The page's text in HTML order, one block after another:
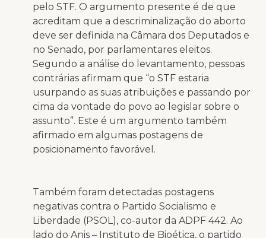
pelo STF. O argumento presente é de que
acreditam que a descriminalização do aborto
deve ser definida na Câmara dos Deputados e
no Senado, por parlamentares eleitos.
Segundo a análise do levantamento, pessoas
contrárias afirmam que “o STF estaria
usurpando as suas atribuições e passando por
cima da vontade do povo ao legislar sobre o
assunto”. Este é um argumento também
afirmado em algumas postagens de
posicionamento favorável.
Também foram detectadas postagens
negativas contra o Partido Socialismo e
Liberdade (PSOL), co-autor da ADPF 442. Ao
lado do Anis – Instituto de Bioética, o partido